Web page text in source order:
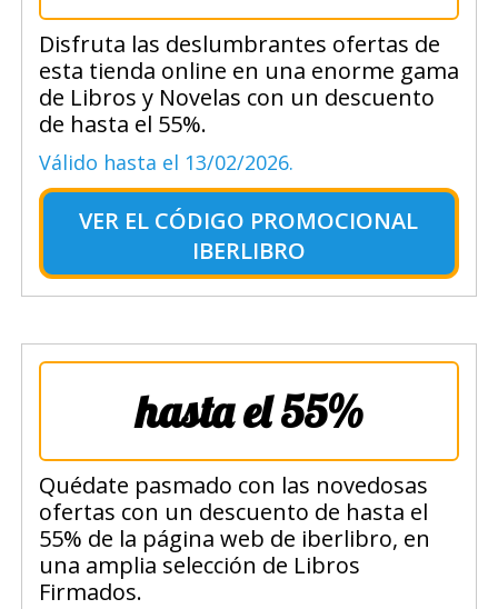
Disfruta las deslumbrantes ofertas de
esta tienda online en una enorme gama
de Libros y Novelas con un descuento
de hasta el 55%.
Válido hasta el 13/02/2026.
VER EL CÓDIGO PROMOCIONAL
IBERLIBRO
hasta el 55%
Quédate pasmado con las novedosas
ofertas con un descuento de hasta el
55% de la página web de iberlibro, en
una amplia selección de Libros
Firmados.